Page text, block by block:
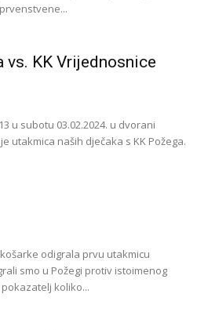
vs. KK Vrijednosnice
u subotu 03.02.2024. u dvorani
utakmica naših dječaka s KK Požega.
odigrala prvu utakmicu
smo u Požegi protiv istoimenog
koliko...